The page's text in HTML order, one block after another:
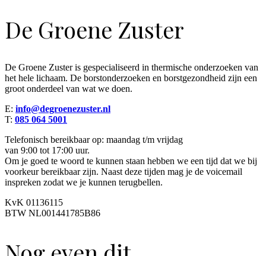
De Groene Zuster
De Groene Zuster is gespecialiseerd in thermische onderzoeken van
het hele lichaam. De borstonderzoeken en borstgezondheid zijn een
groot onderdeel van wat we doen.
E: info@degroenezuster.nl
T: 085 064 5001
Telefonisch bereikbaar op: maandag t/m vrijdag
van 9:00 tot 17:00 uur.
Om je goed te woord te kunnen staan hebben we een tijd dat we bij
voorkeur bereikbaar zijn. Naast deze tijden mag je de voicemail
inspreken zodat we je kunnen terugbellen.
KvK 01136115
BTW NL001441785B86